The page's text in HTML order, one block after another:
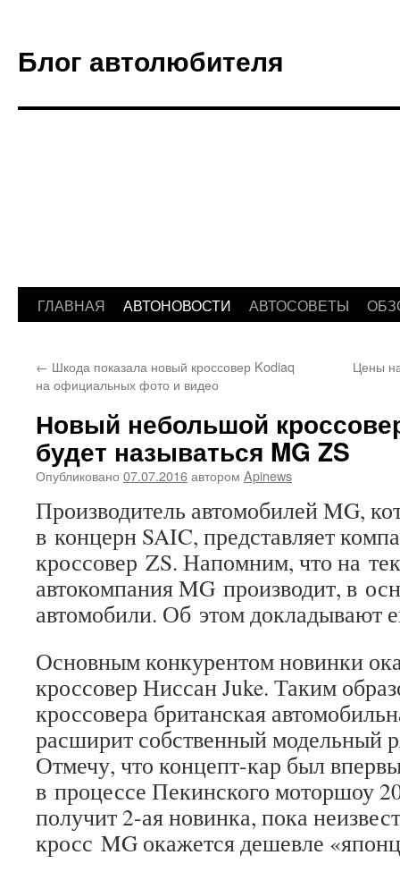
Блог автолюбителя
Перейти
содержимому
ГЛАВНАЯ АВТОНОВОСТИ АВТОСОВЕТЫ
← Шкода показала новый кроссовер Kodiaq
на официальных фото и видео
Цены
Новый небольшой
будет называться MG ZS
Опубликовано 07.07.2016автором Apinews
Производитель автомобилей MG,
в концерн SAIC, представляет
кроссовер ZS. Напомним, что на
автокомпания MG производит, в
автомобили. Об этом докладывают
Основным конкурентом новинки
кроссовер Ниссан Juke. Таким
кроссовера британская
расширит собственный модельный
Отмечу, что концепт-кар был
в процессе Пекинского моторшоу
получит 2-ая новинка, пока
кросс MG окажется дешевле